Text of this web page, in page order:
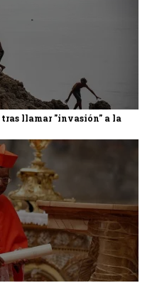
tras llamar "invasión" a la